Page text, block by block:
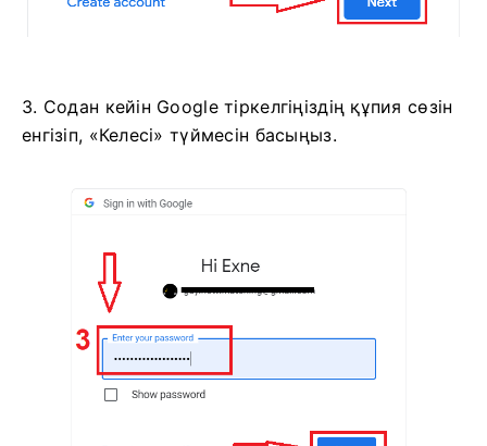
3. Содан кейін Google тіркелгіңіздің құпия сөзін
енгізіп, «Келесі» түймесін басыңыз.